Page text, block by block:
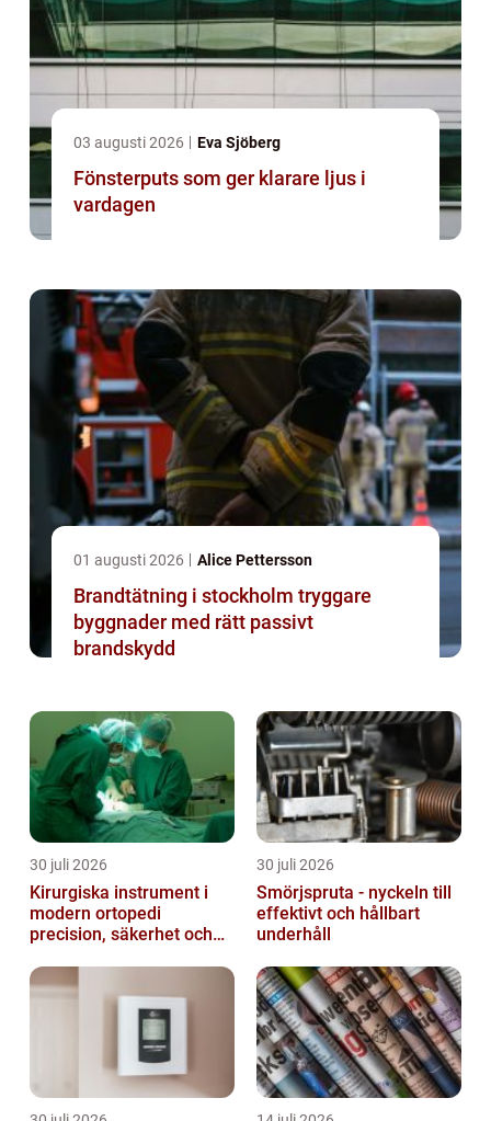
03 augusti 2026 Eva Sjöberg
Fönsterputs som ger klarare ljus i
vardagen
01 augusti 2026 Alice Pettersson
Brandtätning i stockholm tryggare
byggnader med rätt passivt
brandskydd
30 juli 2026
Kirurgiska instrument i
modern ortopedi
precision, säkerhet och
30 juli 2026
Smörjspruta - nyckeln till
effektivt och hållbart
underhåll